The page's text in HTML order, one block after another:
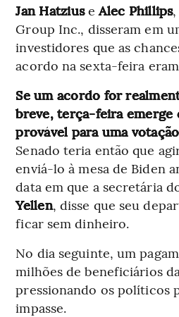
Jan HatziuseAlec Phillips
Group Inc., disseram em
investidores que as
acordo na sexta-feira
Se um acordo for
breve, terça-feira emerge
provável para uma
Senado teria então que
enviá-lo à mesa de Biden
data em que a secretária
Yellen, disse que seu
ficar sem dinheiro.
No dia seguinte, um
milhões de beneficiários
pressionando os políticos
impasse.